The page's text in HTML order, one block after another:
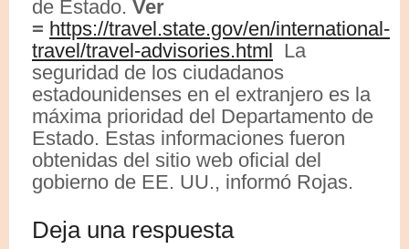
de Estado. Ver
= https://travel.state.gov/en/international-
travel/travel-advisories.html La
seguridad de los ciudadanos
estadounidenses en el extranjero es la
máxima prioridad del Departamento de
Estado. Estas informaciones fueron
obtenidas del sitio web oficial del
gobierno de EE. UU., informó Rojas.
Deja una respuesta